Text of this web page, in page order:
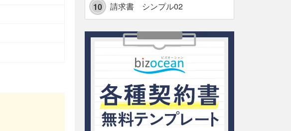
10 請求書 シンプル02